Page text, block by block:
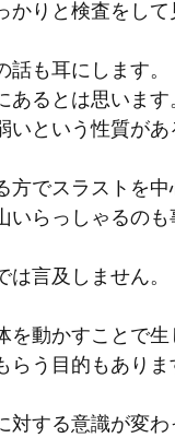
りと検査をして
も耳にします。
るとは思います
という性質があ
方でスラストを中
らっしゃるのも
言及しません。
を動かすことで
う目的もありま
対する意識が変